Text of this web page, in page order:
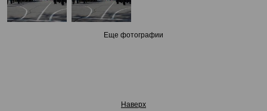
Еще фотографии
Наверх